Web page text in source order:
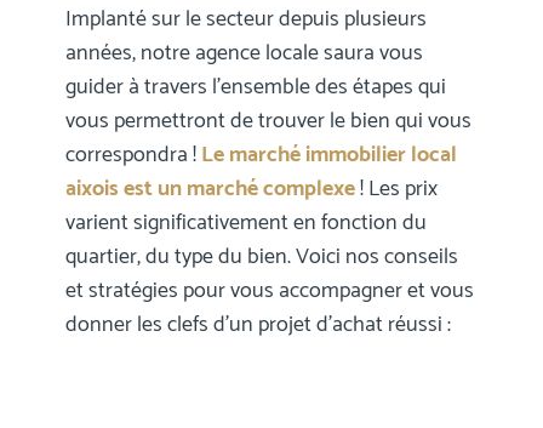
Implanté sur le secteur depuis plusieurs
années, notre agence locale saura vous
guider à travers l’ensemble des étapes qui
vous permettront de trouver le bien qui vous
correspondra !Le marché immobilier local
aixois est un marché complexe! Les prix
varient significativement en fonction du
quartier, du type du bien. Voici nos conseils
et stratégies pour vous accompagner et vous
donner les clefs d’un projet d’achat réussi :